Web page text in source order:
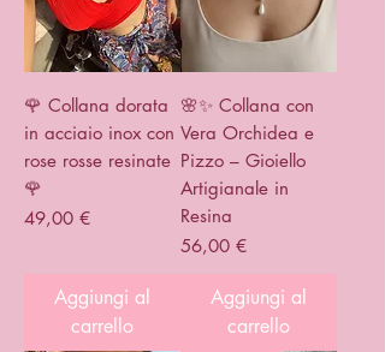
🌹 Collana dorata
in acciaio inox con
rose rosse resinate
🌹
Prezzo
49,00 €
Aggiungi al
carrello
🌸✨ Collana con
Vera Orchidea e
Pizzo – Gioiello
Artigianale in
Resina
Prezzo
56,00 €
Aggiungi al
carrello